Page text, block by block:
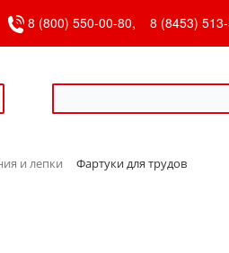
8 (800) 550-00-80, 8 (8453)
и лепки Фартуки для трудов